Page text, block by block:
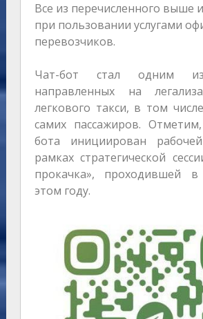
Все из перечисленного выше
при пользовании услугами
перевозчиков.
Чат-бот стал одним
направленных на
легкового такси, в том
самих пассажиров.
бота инициирован
рамках стратегической
прокачка», проходившей
этом году.